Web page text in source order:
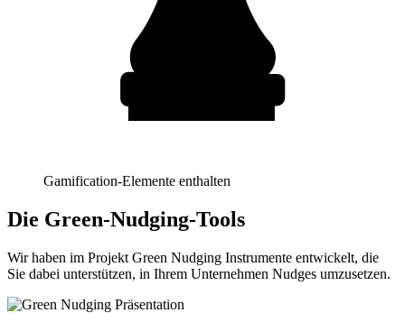
Gamification-Elemente enthalten
Die Green-Nudging-Tools
Wir haben im Projekt Green Nudging Instrumente entwickelt, die
Sie dabei unterstützen, in Ihrem Unternehmen Nudges umzusetzen.